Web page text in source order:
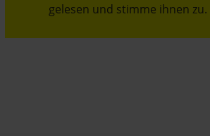
gelesen und stimme ihnen zu.